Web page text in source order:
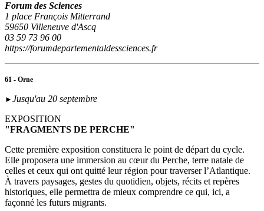
Forum des Sciences
1 place François Mitterrand
59650 Villeneuve d'Ascq
03 59 73 96 00
https://forumdepartementaldessciences.fr
61 - Orne
► Jusqu'au 20 septembre
EXPOSITION
"FRAGMENTS DE PERCHE"
Cette première exposition constituera le point de départ du cycle.
Elle proposera une immersion au cœur du Perche, terre natale de
celles et ceux qui ont quitté leur région pour traverser l’Atlantique.
À travers paysages, gestes du quotidien, objets, récits et repères
historiques, elle permettra de mieux comprendre ce qui, ici, a
façonné les futurs migrants.